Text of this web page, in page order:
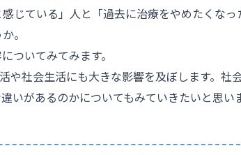
じている」人と「過去に治療をやめたくな
。
ついてみてみます。
や社会生活にも大きな影響を及ぼします。社
があるのかについてもみていきたいと思い